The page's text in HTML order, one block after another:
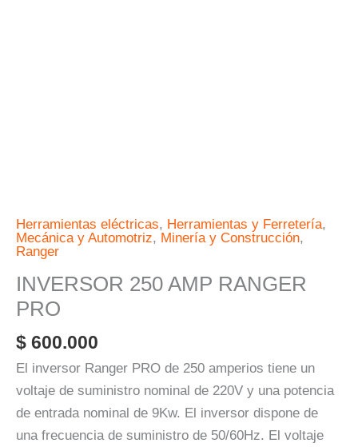
Herramientas eléctricas, Herramientas y Ferretería,
Mecánica y Automotriz, Minería y Construcción,
Ranger
INVERSOR 250 AMP RANGER
PRO
$ 600.000
El inversor Ranger PRO de 250 amperios tiene un
voltaje de suministro nominal de 220V y una potencia
de entrada nominal de 9Kw. El inversor dispone de
una frecuencia de suministro de 50/60Hz. El voltaje